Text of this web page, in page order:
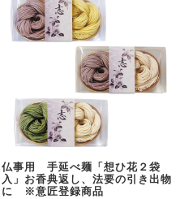
仏事用 手延べ麺「想ひ花２袋
入」お香典返し、法要の引き出物
に ※意匠登録商品